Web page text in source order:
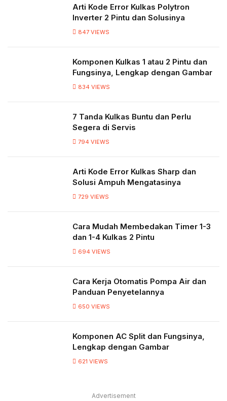
Arti Kode Error Kulkas Polytron
Inverter 2 Pintu dan Solusinya
847 VIEWS
Komponen Kulkas 1 atau 2 Pintu dan
Fungsinya, Lengkap dengan Gambar
834 VIEWS
7 Tanda Kulkas Buntu dan Perlu
Segera di Servis
794 VIEWS
Arti Kode Error Kulkas Sharp dan
Solusi Ampuh Mengatasinya
729 VIEWS
Cara Mudah Membedakan Timer 1-3
dan 1-4 Kulkas 2 Pintu
694 VIEWS
Cara Kerja Otomatis Pompa Air dan
Panduan Penyetelannya
650 VIEWS
Komponen AC Split dan Fungsinya,
Lengkap dengan Gambar
621 VIEWS
Advertisement